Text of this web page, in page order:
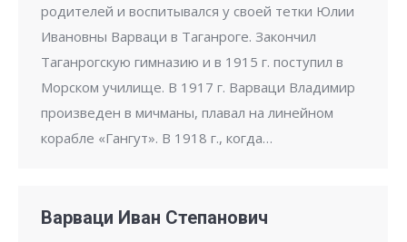
родителей и воспитывался у своей тетки Юлии
Ивановны Варваци в Таганроге. Закончил
Таганрогскую гимназию и в 1915 г. поступил в
Морском училище. В 1917 г. Варваци Владимир
произведен в мичманы, плавал на линейном
корабле «Гангут». В 1918 г., когда…
Варваци Иван Степанович